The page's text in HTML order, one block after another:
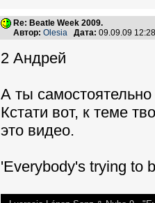
Re: Beatle Week 2009.
Автор: Olesia Дата: 09.09.09
2 Андрей
А ты
Кстати вот, к теме
это видео.
'Everybody's trying to